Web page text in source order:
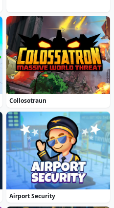
Collosotraun
Airport Security